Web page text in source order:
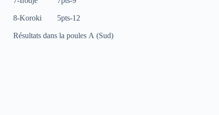
8-Koroki 5pts-12
Résultats dans la poules A (Sud)